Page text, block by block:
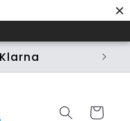
×
Winkelwagen